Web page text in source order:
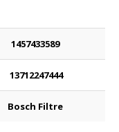
1457433589
13712247444
Bosch Filtre